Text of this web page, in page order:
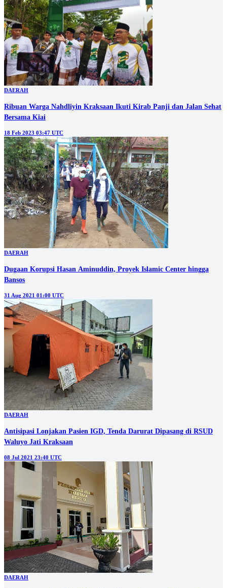
DAERAH
Ribuan Warga Nahdliyin Kraksaan Ikuti Kirab Panji dan Jalan Sehat
Bersama Kiai
18 Feb 2023 03:47 UTC
DAERAH
Dugaan Korupsi Hasan Aminuddin, Proyek Islamic Center hingga
Bansos
31 Aug 2021 01:00 UTC
DAERAH
Antisipasi Lonjakan Pasien IGD, Tenda Darurat Dipasang di RSUD
Waluyo Jati Kraksaan
08 Jul 2021 23:40 UTC
DAERAH